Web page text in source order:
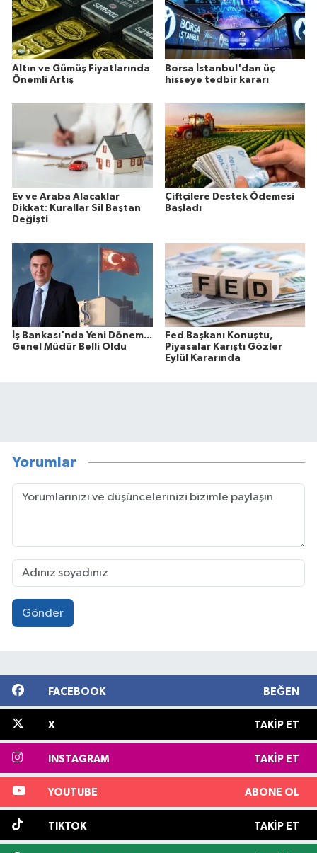
Altın ve Gümüş Fiyatlarında
Önemli Artış
Borsa İstanbul'dan üç
hisseye tedbir kararı
Ev ve Araba Alacaklar
Dikkat: Kurallar Sil Baştan
Değişti
Çiftçilere Destek Ödemesi
Başladı
İş Bankası'nda Yeni Dönem...
Genel Müdür Belli Oldu
Fed Başkanı Konuştu,
Piyasalar Karıştı Gözler
Eylül Kararında
Yorumlar
Gönder
FACEBOOK BEĞEN
X TAKIP ET
INSTAGRAM TAKIP ET
YOUTUBE ABONE OL
TIKTOK TAKIP ET